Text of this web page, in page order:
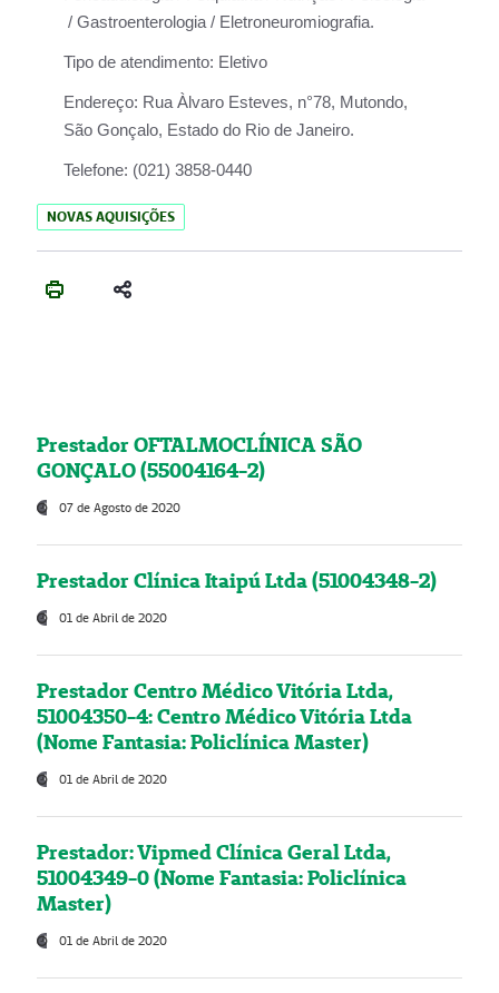
/ Gastroenterologia / Eletroneuromiografia.
Tipo de atendimento: Eletivo
Endereço: Rua Àlvaro Esteves, n°78, Mutondo,
São Gonçalo, Estado do Rio de Janeiro.
Telefone: (021) 3858-0440
NOVAS AQUISIÇÕES
Prestador OFTALMOCLÍNICA SÃO
GONÇALO (55004164-2)
07 de Agosto de 2020
Prestador Clínica Itaipú Ltda (51004348-2)
01 de Abril de 2020
Prestador Centro Médico Vitória Ltda,
51004350-4: Centro Médico Vitória Ltda
(Nome Fantasia: Policlínica Master)
01 de Abril de 2020
Prestador: Vipmed Clínica Geral Ltda,
51004349-0 (Nome Fantasia: Policlínica
Master)
01 de Abril de 2020